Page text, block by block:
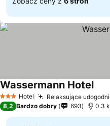
3 Kategoria
Hotel Relaksujące
Wassermann Hotel
8,2 Bardzo dobry 693 0.3